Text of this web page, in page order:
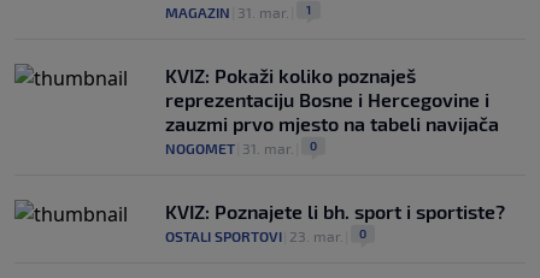
MAGAZIN 31. mar. 1
KVIZ: Pokaži koliko poznaješ
reprezentaciju Bosne i Hercegovine i
zauzmi prvo mjesto na tabeli navijača
NOGOMET 31. mar. 0
KVIZ: Poznajete li bh. sport i sportiste?
OSTALI SPORTOVI 23. mar. 0